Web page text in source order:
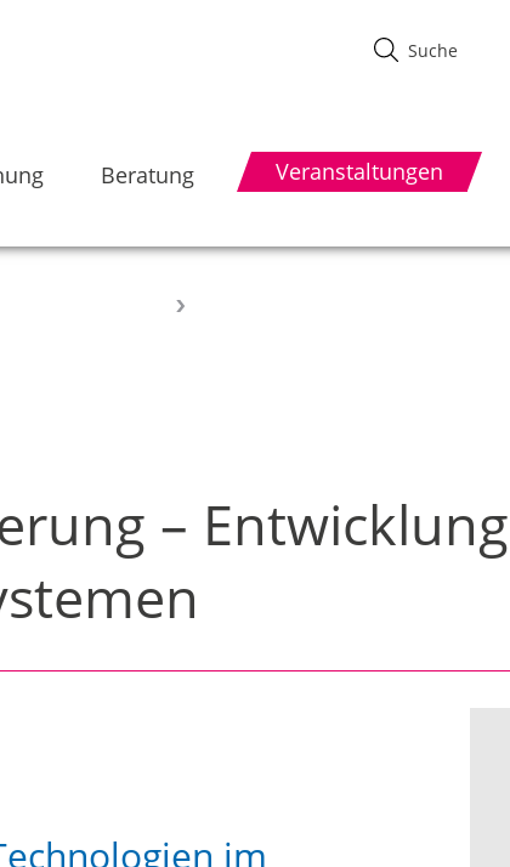
Beratung Veranstaltungen
– Entwicklung
im